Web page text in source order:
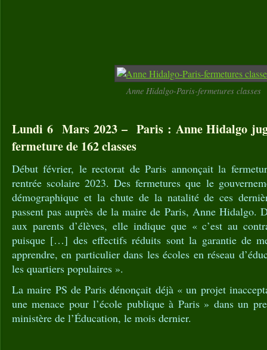
Anne Hidalgo-Paris-fermetures classes
Lundi 6 Mars 2023 – Paris : Anne Hidalgo
fermeture de 162 classes
Début février, le rectorat de Paris annonçait la
rentrée scolaire 2023. Des fermetures que le
démographique et la chute de la natalité de ces
passent pas auprès de la maire de Paris, Anne Hidalgo.
aux parents d’élèves, elle indique que « c’est au
puisque […] des effectifs réduits sont la garantie de
apprendre, en particulier dans les écoles en réseau
les quartiers populaires ».
La maire PS de Paris dénonçait déjà « un projet
une menace pour l’école publique à Paris » dans un
ministère de l’Éducation, le mois dernier.